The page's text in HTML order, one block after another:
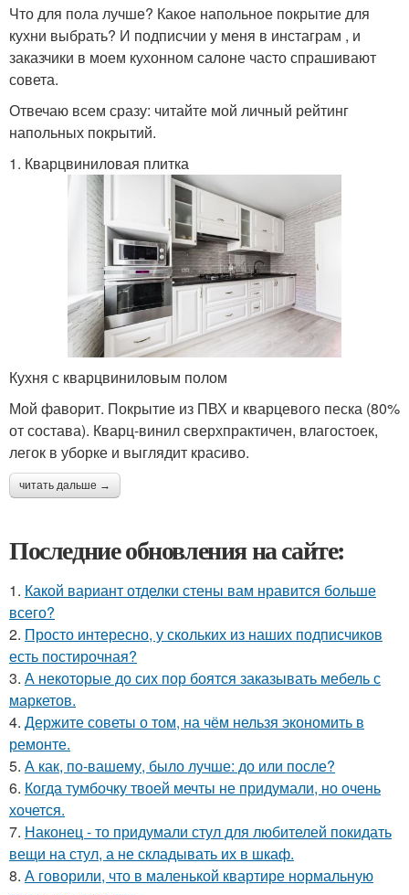
Что для пола лучше? Какое напольное покрытие для
кухни выбрать? И подписчии у меня в инстаграм , и
заказчики в моем кухонном салоне часто спрашивают
совета.
Отвечаю всем сразу: читайте мой личный рейтинг
напольных покрытий.
1. Кварцвиниловая плитка
Кухня с кварцвиниловым полом
Мой фаворит. Покрытие из ПВХ и кварцевого песка (80%
от состава). Кварц-винил сверхпрактичен, влагостоек,
легок в уборке и выглядит красиво.
читать дальше →
Последние обновления на сайте:
1. Какой вариант отделки стены вам нравится больше
всего?
2. Просто интересно, у скольких из наших подписчиков
есть постирочная?
3. А некоторые до сих пор боятся заказывать мебель с
маркетов.
4. Держите советы о том, на чём нельзя экономить в
ремонте.
5. А как, по-вашему, было лучше: до или после?
6. Когда тумбочку твоей мечты не придумали, но очень
хочется.
7. Наконец - то придумали стул для любителей покидать
вещи на стул, а не складывать их в шкаф.
8. А говорили, что в маленькой квартире нормальную